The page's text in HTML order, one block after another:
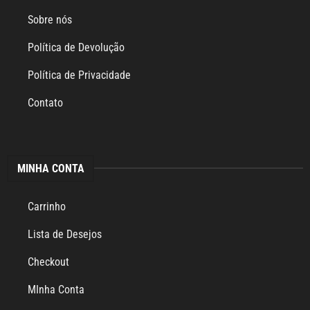
Sobre nós
Política de Devolução
Política de Privacidade
Contato
MINHA CONTA
Carrinho
Lista de Desejos
Checkout
MInha Conta